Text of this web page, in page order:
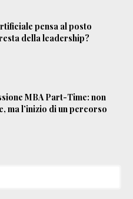
pensa al posto
della leadership?
MBA Part-Time: non
ma l’inizio di un percorso